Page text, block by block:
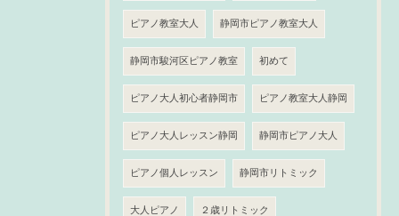
ピアノ教室大人 静岡市ピアノ教室大人
静岡市駿河区ピアノ教室 初めて
ピアノ大人初心者静岡市 ピアノ教室大人静岡
ピアノ大人レッスン静岡 静岡市ピアノ大人
ピアノ個人レッスン 静岡市リトミック
大人ピアノ ２歳リトミック